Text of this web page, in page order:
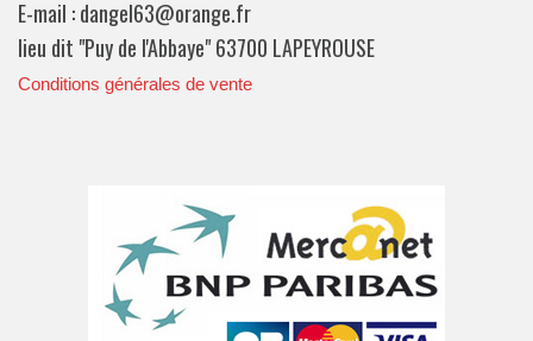
E-mail : dangel63@orange.fr
lieu dit "Puy de l'Abbaye" 63700 LAPEYROUSE
Conditions générales de vente